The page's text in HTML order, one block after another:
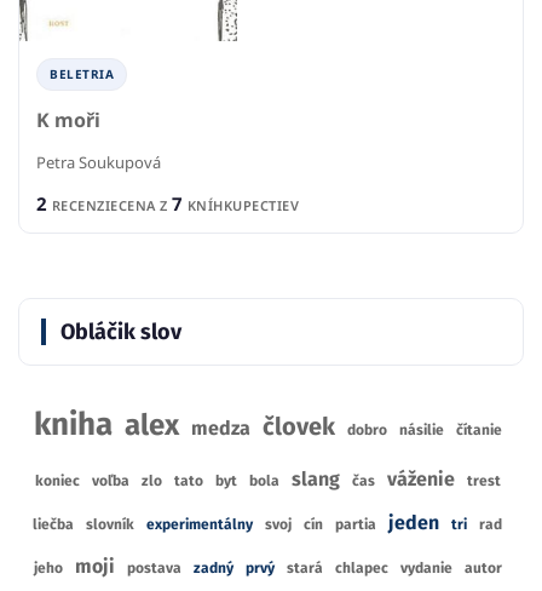
BELETRIA
K moři
Petra Soukupová
2 RECENZIECENA Z 7 KNÍHKUPECTIEV
Obláčik slov
kniha alex medza človek dobro násilie čítanie
koniec voľba zlo tato byt bola slang čas váženie trest
liečba slovník experimentálny svoj cín partia jeden tri rad
jeho moji postava zadný prvý stará chlapec vydanie autor